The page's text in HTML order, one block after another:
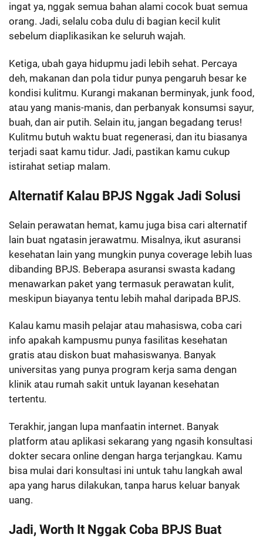
ingat ya, nggak semua bahan alami cocok buat semua
orang. Jadi, selalu coba dulu di bagian kecil kulit
sebelum diaplikasikan ke seluruh wajah.
Ketiga, ubah gaya hidupmu jadi lebih sehat. Percaya
deh, makanan dan pola tidur punya pengaruh besar ke
kondisi kulitmu. Kurangi makanan berminyak, junk food,
atau yang manis-manis, dan perbanyak konsumsi sayur,
buah, dan air putih. Selain itu, jangan begadang terus!
Kulitmu butuh waktu buat regenerasi, dan itu biasanya
terjadi saat kamu tidur. Jadi, pastikan kamu cukup
istirahat setiap malam.
Alternatif Kalau BPJS Nggak Jadi Solusi
Selain perawatan hemat, kamu juga bisa cari alternatif
lain buat ngatasin jerawatmu. Misalnya, ikut asuransi
kesehatan lain yang mungkin punya coverage lebih luas
dibanding BPJS. Beberapa asuransi swasta kadang
menawarkan paket yang termasuk perawatan kulit,
meskipun biayanya tentu lebih mahal daripada BPJS.
Kalau kamu masih pelajar atau mahasiswa, coba cari
info apakah kampusmu punya fasilitas kesehatan
gratis atau diskon buat mahasiswanya. Banyak
universitas yang punya program kerja sama dengan
klinik atau rumah sakit untuk layanan kesehatan
tertentu.
Terakhir, jangan lupa manfaatin internet. Banyak
platform atau aplikasi sekarang yang ngasih konsultasi
dokter secara online dengan harga terjangkau. Kamu
bisa mulai dari konsultasi ini untuk tahu langkah awal
apa yang harus dilakukan, tanpa harus keluar banyak
uang.
Jadi, Worth It Nggak Coba BPJS Buat